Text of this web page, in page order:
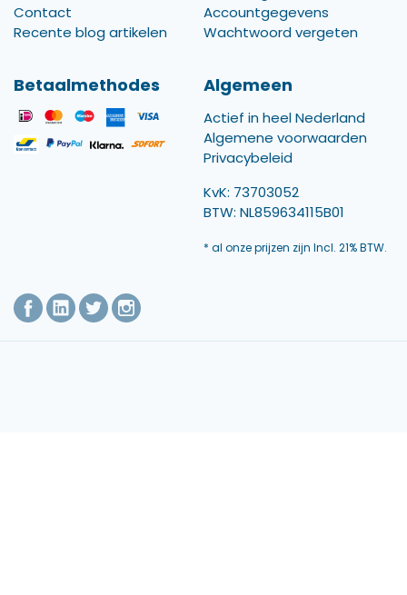
Contact
Recente blog artikelen
Accountgegevens
Wachtwoord vergeten
Betaalmethodes Algemeen
Actief in heel Nederland
Algemene voorwaarden
Privacybeleid
KvK: 73703052
BTW: NL859634115B01
* al onze prijzen zijn Incl. 21% BTW.